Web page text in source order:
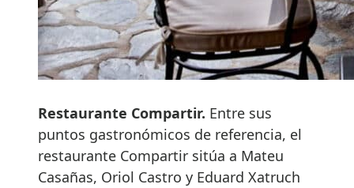
Restaurante Compartir. Entre sus
puntos gastronómicos de referencia, el
restaurante Compartir sitúa a Mateu
Casañas, Oriol Castro y Eduard Xatruch